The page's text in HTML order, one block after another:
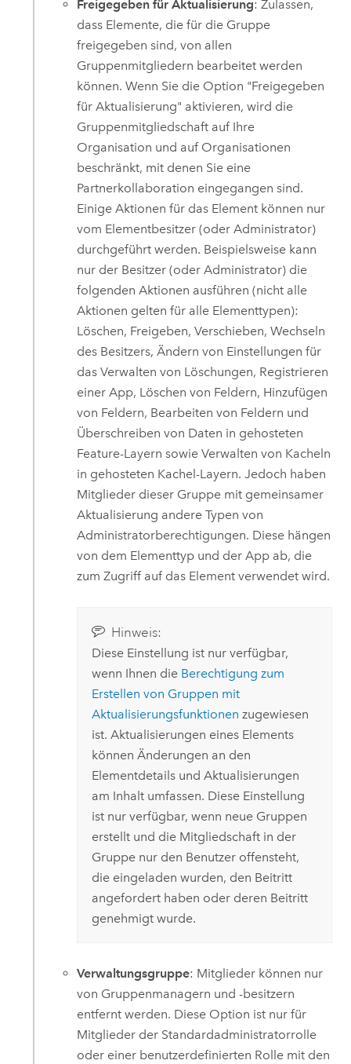
Freigegeben für Aktualisierung: Zulassen,
dass Elemente, die für die Gruppe
freigegeben sind, von allen
Gruppenmitgliedern bearbeitet werden
können. Wenn Sie die Option "Freigegeben
für Aktualisierung" aktivieren, wird die
Gruppenmitgliedschaft auf Ihre
Organisation und auf Organisationen
beschränkt, mit denen Sie eine
Partnerkollaboration eingegangen sind.
Einige Aktionen für das Element können nur
vom Elementbesitzer (oder Administrator)
durchgeführt werden. Beispielsweise kann
nur der Besitzer (oder Administrator) die
folgenden Aktionen ausführen (nicht alle
Aktionen gelten für alle Elementtypen):
Löschen, Freigeben, Verschieben, Wechseln
des Besitzers, Ändern von Einstellungen für
das Verwalten von Löschungen, Registrieren
einer App, Löschen von Feldern, Hinzufügen
von Feldern, Bearbeiten von Feldern und
Überschreiben von Daten in gehosteten
Feature-Layern sowie Verwalten von Kacheln
in gehosteten Kachel-Layern. Jedoch haben
Mitglieder dieser Gruppe mit gemeinsamer
Aktualisierung andere Typen von
Administratorberechtigungen. Diese hängen
von dem Elementtyp und der App ab, die
zum Zugriff auf das Element verwendet wird.
Hinweis:
Diese Einstellung ist nur verfügbar,
wenn Ihnen die Berechtigung zum
Erstellen von Gruppen mit
Aktualisierungsfunktionen zugewiesen
ist. Aktualisierungen eines Elements
können Änderungen an den
Elementdetails und Aktualisierungen
am Inhalt umfassen. Diese Einstellung
ist nur verfügbar, wenn neue Gruppen
erstellt und die Mitgliedschaft in der
Gruppe nur den Benutzer offensteht,
die eingeladen wurden, den Beitritt
angefordert haben oder deren Beitritt
genehmigt wurde.
Verwaltungsgruppe: Mitglieder können nur
von Gruppenmanagern und -besitzern
entfernt werden. Diese Option ist nur für
Mitglieder der Standardadministratorrolle
oder einer benutzerdefinierten Rolle mit den